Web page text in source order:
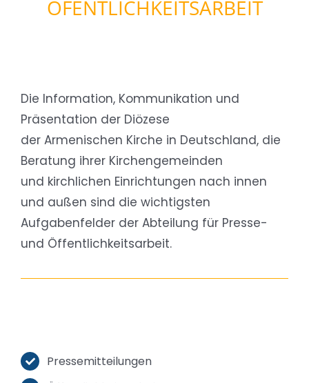
ÖFENTLICHKEITSARBEIT
Die Information, Kommunikation und
Präsentation der Diözese
der Armenischen Kirche in Deutschland, die
Beratung ihrer Kirchengemeinden
und kirchlichen Einrichtungen nach innen
und außen sind die wichtigsten
Aufgabenfelder der Abteilung für Presse-
und Öffentlichkeitsarbeit.
Pressemitteilungen